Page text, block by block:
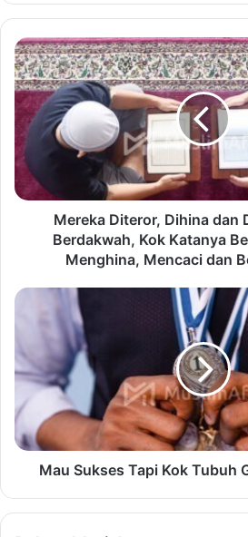
Mereka Diteror, Dihina dan
Berdakwah, Kok Katanya
Menghina, Mencaci dan
Mau Sukses Tapi Kok Tubuh